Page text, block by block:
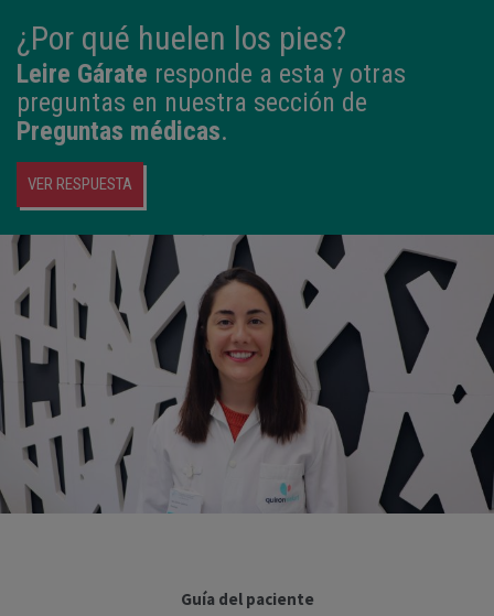
¿Por qué huelen los pies?
Leire Gárate responde a esta y otras
preguntas en nuestra sección de
Preguntas médicas.
VER RESPUESTA
Guía del paciente